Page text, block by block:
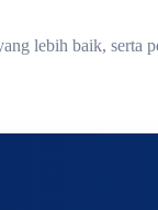
lebih baik, serta